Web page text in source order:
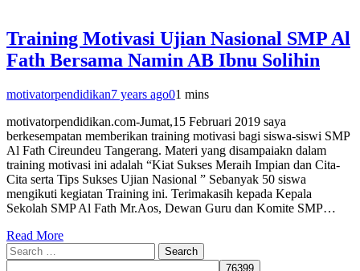
Training Motivasi Ujian Nasional SMP Al
Fath Bersama Namin AB Ibnu Solihin
motivatorpendidikan7 years ago01 mins
motivatorpendidikan.com-Jumat,15 Februari 2019 saya
berkesempatan memberikan training motivasi bagi siswa-siswi SMP
Al Fath Cireundeu Tangerang. Materi yang disampaiakn dalam
training motivasi ini adalah “Kiat Sukses Meraih Impian dan Cita-
Cita serta Tips Sukses Ujian Nasional ” Sebanyak 50 siswa
mengikuti kegiatan Training ini. Terimakasih kepada Kepala
Sekolah SMP Al Fath Mr.Aos, Dewan Guru dan Komite SMP…
Read More
Search
for: